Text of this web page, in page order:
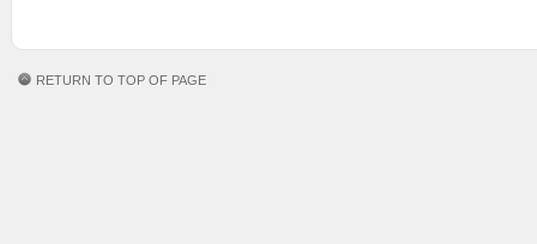
RETURN TO TOP OF PAGE